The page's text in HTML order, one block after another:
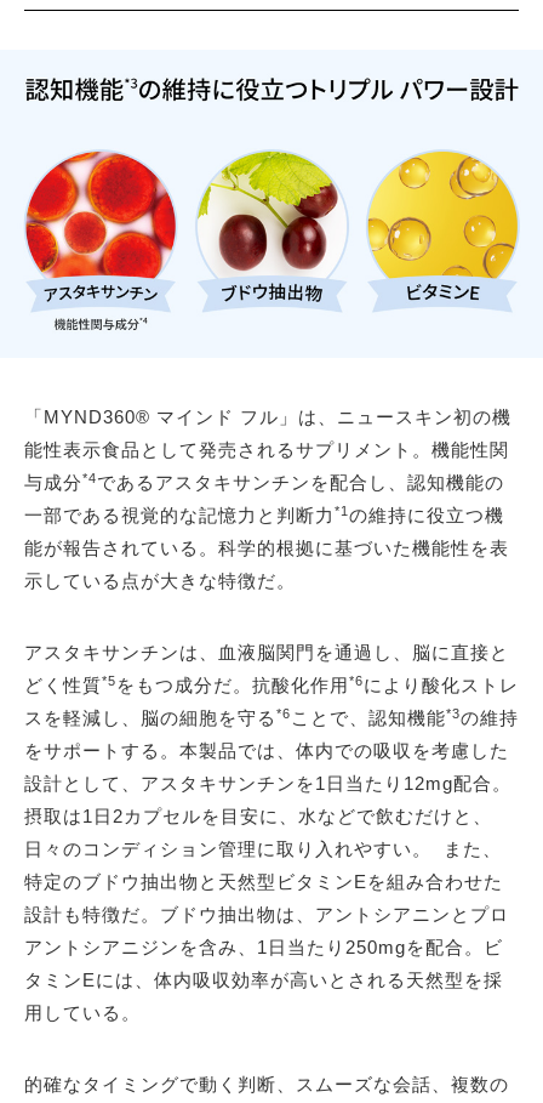
「MYND360® マインド フル」は、ニュースキン初の機
能性表示食品として発売されるサプリメント。機能性関
与成分*4であるアスタキサンチンを配合し、認知機能の
一部である視覚的な記憶力と判断力 *1 の維持に役立つ機
能が報告されている。科学的根拠に基づいた機能性を表
示している点が大きな特徴だ。
アスタキサンチンは、血液脳関門を通過し、脳に直接と
どく性質*5 をもつ成分だ。抗酸化作用*6により酸化ストレ
スを軽減し、脳の細胞を守る *6 ことで、認知機能*3の維持
をサポートする。本製品では、体内での吸収を考慮した
設計として、アスタキサンチンを1日当たり12mg配合。
摂取は1日2カプセルを目安に、水などで飲むだけと、
日々のコンディション管理に取り入れやすい。 また、
特定のブドウ抽出物と天然型ビタミンEを組み合わせた
設計も特徴だ。ブドウ抽出物は、アントシアニンとプロ
アントシアニジンを含み、1日当たり250mgを配合。ビ
タミンEには、体内吸収効率が高いとされる天然型を採
用している。
的確なタイミングで動く判断、スムーズな会話、複数の